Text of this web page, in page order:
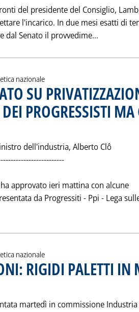
del presidente del Consiglio,
l'incarico. In due mesi esatti di
dal Senato il provvedime...
nazionale
SU
PROGRESSISTI
dell'industria, Alberto Clô
approvato ieri mattina con alcune
da Progressiti - Ppi - Lega
nazionale
RIGIDI PALETTI
martedì in commissione Industria